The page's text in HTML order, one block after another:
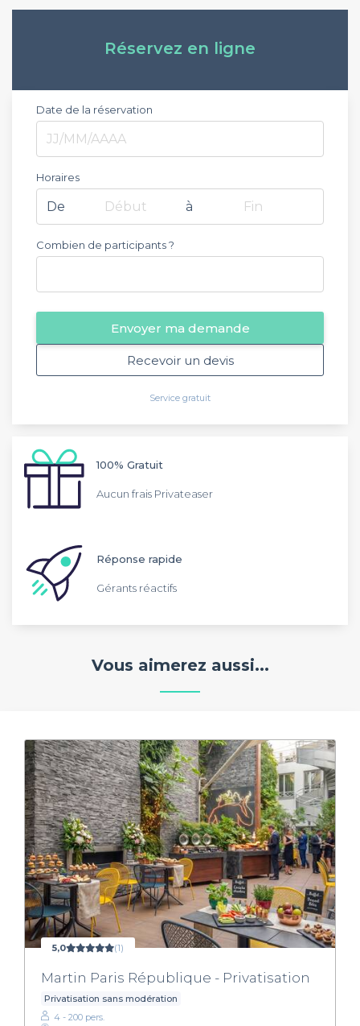
Réservez en ligne
Date de la réservation
Horaires
De Début à Fin
Combien de participants ?
Envoyer ma demande
Recevoir un devis
Service gratuit
100% Gratuit
Aucun frais Privateaser
Réponse rapide
Gérants réactifs
Vous aimerez aussi...
5,0 (1)
Martin Paris République - Privatisation
Privatisation sans modération
4 - 200 pers.